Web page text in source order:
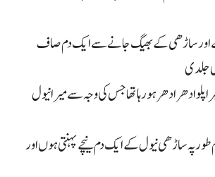
ساڑھی کے بھیگ جانے سے ایک دم صاف
جلدی
پلو ادھر ادھر ہو رہا تھا جس کی وجہ سے میرا نیول
طور پہ ساڑھی نیول کے ایک دم نیچے پہنتی ہوں اور